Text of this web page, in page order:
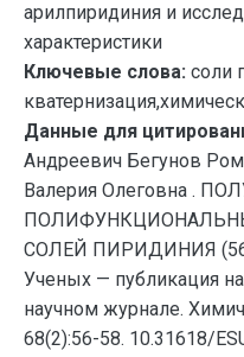
арилпиридиния и
характеристики
Ключевые слова: соли
Данные для
Андреевич Бегунов
Валерия Олеговна .
СОЛЕЙ ПИРИДИНИЯ
Ученых — публикация
научном журнале.
68(2):56-58. 10.31618/